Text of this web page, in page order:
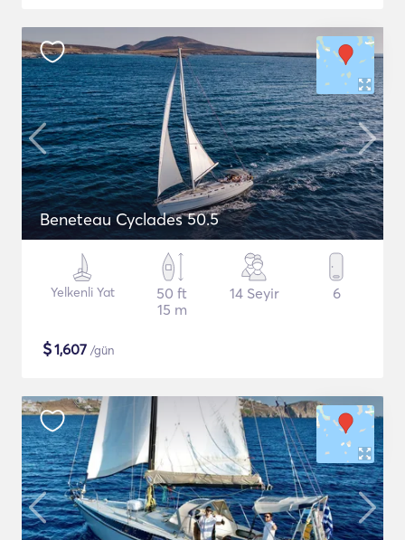
Beneteau Cyclades 50.5
Yelkenli Yat
50 ft
15 m
14 Seyir 6
$1,607 /gün